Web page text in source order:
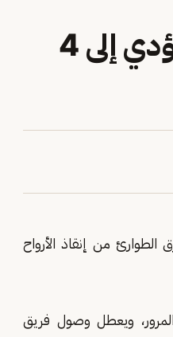
«المرور»: الاقتراب من موقع الحادث يؤدي إلى 4
من إنقاذ الأرواح
ويعطل وصول فريق